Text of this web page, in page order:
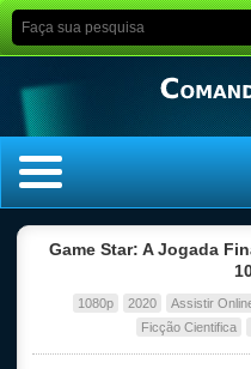
Game Star: A Jogada
1080p 2020 Assistir
Ficção Cientifica